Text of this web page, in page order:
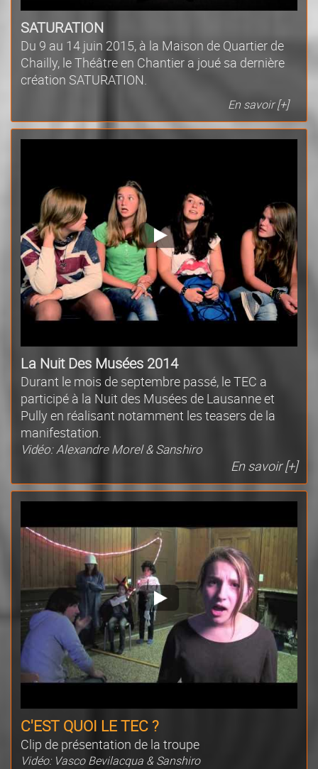
SATURATION
Du 9 au 14 juin 2015, à la Maison de Quartier de
Chailly, le Théâtre en Chantier a joué sa dernière
création SATURATION.
En savoir [+]
La Nuit Des Musées 2014
Durant le mois de septembre passé, le TEC a
participé à la Nuit des Musées de Lausanne et
Pully en réalisant notamment les teasers de la
manifestation.
Vidéo: Alexandre Morel & Sanshiro
En savoir [+]
C'EST QUOI LE TEC ?
Clip de présentation de la troupe
Vidéo: Vasco Bevilacqua & Sanshiro